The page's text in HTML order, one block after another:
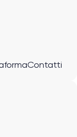
Contatti